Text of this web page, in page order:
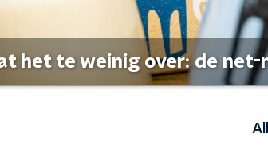
het te weinig over: de